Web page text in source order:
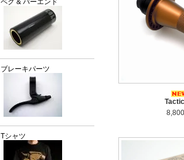
ペグ & バーエンド
ブレーキパーツ
Tシャツ